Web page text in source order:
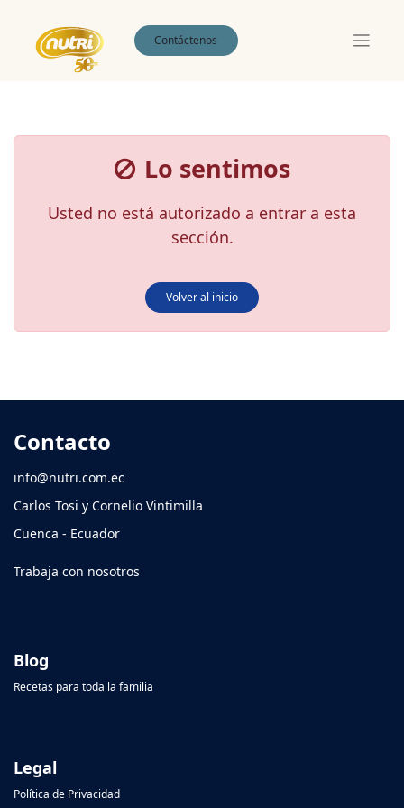
Contáctenos
Lo sentimos
Usted no está autorizado a entrar a esta
sección.
Volver al inicio
Contacto
info@nutri.com.ec
Carlos Tosi y Cornelio Vintimilla
Cuenca - Ecuador
Trabaja con nosotros
Blog
Recetas para toda la familia
Legal
Política de Privacidad